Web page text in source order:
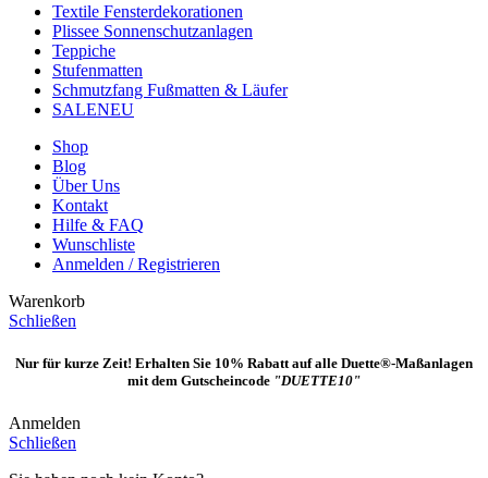
Textile Fensterdekorationen
Plissee Sonnenschutzanlagen
Teppiche
Stufenmatten
Schmutzfang Fußmatten & Läufer
SALENEU
Shop
Blog
Über Uns
Kontakt
Hilfe & FAQ
Wunschliste
Anmelden / Registrieren
Warenkorb
Schließen
Nur für kurze Zeit! Erhalten Sie 10% Rabatt auf alle Duette®-Maßanlagen
mit dem Gutscheincode "DUETTE10"
Anmelden
Schließen